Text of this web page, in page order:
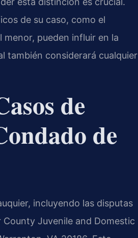
de su caso, como el
pueden influir en la
también considerará cualquier
de
de
incluyendo las disputas
Juvenile and Domestic